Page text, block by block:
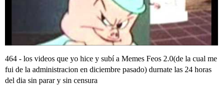
464 - los videos que yo hice y subí a Memes Feos 2.0(de la cual me
fui de la administracion en diciembre pasado) durnate las 24 horas
del dia sin parar y sin censura